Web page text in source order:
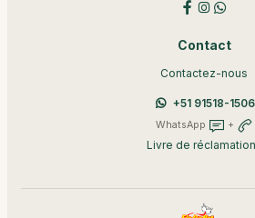
Contact
Contactez-nous
+51 91518-1506
WhatsApp +
Livre de